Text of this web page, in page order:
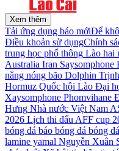
Xem thêm
Tải ứng dụng báo mớiĐể
Điều khoản sử dụngChính
trung học phổ thông Lào hai
Australia Iran Saysomphone
nắng nóng bão Dolphin
Hormuz Quốc hội Lào Đại
Xaysomphone Phomvihane
Hưng Nhà nước Việt Nam
2026 Lịch thi đấu AFF cup
bóng đá báo bóng đá bóng
lamine yamal Nguyễn Xuân